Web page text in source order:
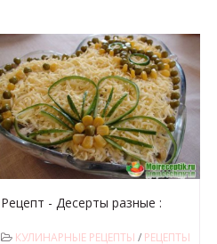
Рецепт - Десерты разные :
КУЛИНАРНЫЕ РЕЦЕПТЫ / РЕЦЕПТЫ